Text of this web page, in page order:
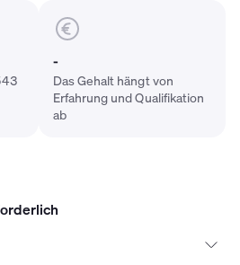
-
Das Gehalt hängt von
Erfahrung und Qualifikation
ab